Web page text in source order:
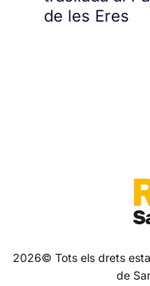
de les Eres
2026© Tots els drets
de